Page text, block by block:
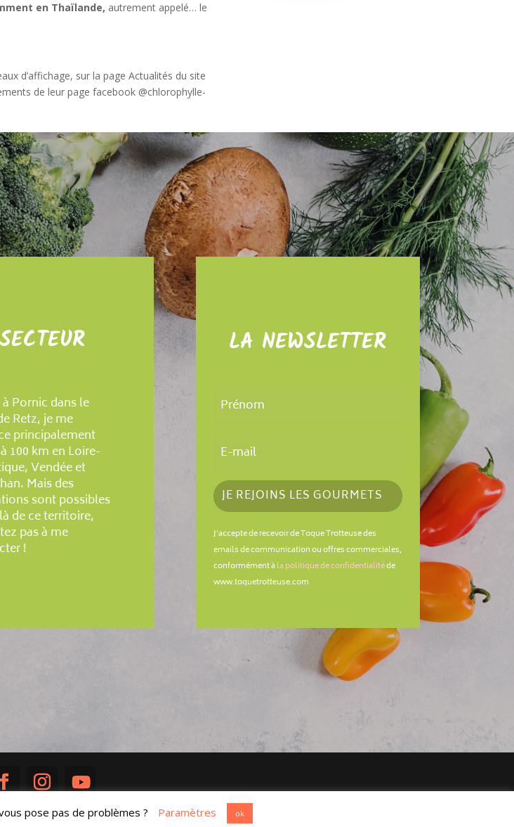
en Thaïlande, autrement appelé… le
d’affichage, sur la page Actualités du site
de leur page facebook @chlorophylle-
SECTEUR
à Pornic dans le
Retz, je me
principalement
100 km en Loire-
Vendée et
Mais des
sont possibles
de ce territoire,
pas à me
!
LA NEWSLETTER
JE REJOINS LES GOURMETS
J'accepte de recevoir de Toque Trotteuse des
emails de communication ou offres commerciales,
conformément àla politique de confidentialitéde
www.toquetrotteuse.com
Sandra Poisson|Mentions légales
pose pas de problèmes ? Paramètres ok